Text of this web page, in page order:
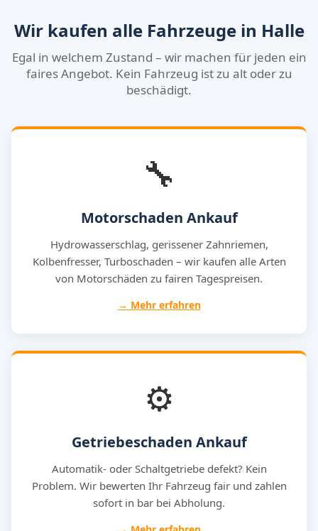
Wir kaufen alle Fahrzeuge in Halle
Egal in welchem Zustand – wir machen für jeden ein
faires Angebot. Kein Fahrzeug ist zu alt oder zu
beschädigt.
🔧
Motorschaden Ankauf
Hydrowasserschlag, gerissener Zahnriemen,
Kolbenfresser, Turboschaden – wir kaufen alle Arten
von Motorschäden zu fairen Tagespreisen.
→ Mehr erfahren
⚙️
Getriebeschaden Ankauf
Automatik- oder Schaltgetriebe defekt? Kein
Problem. Wir bewerten Ihr Fahrzeug fair und zahlen
sofort in bar bei Abholung.